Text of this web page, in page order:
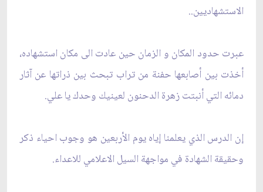
الاستشهاديين..
عبرت حدود المكان و الزمان حين عادت الى مكان استشهاده،
أخذت بين أصابعها حفنة من تراب تبحث بين ذراتها عن آثار
دمائه التي أنبتت زهرة الدحنون لعينيك وحدك يا علي.
إن الدرس الذي يعلمنا إياه يوم الأربعين هو وجوب احياء ذكر
وحقيقة الشهادة في مواجهة السيل الاعلامي للاعداء.